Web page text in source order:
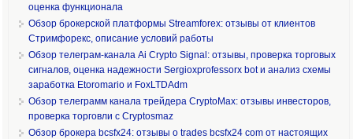
оценка функционала
Обзор брокерской платформы Streamforex: отзывы от клиентов
Стримфорекс, описание условий работы
Обзор телеграм-канала Ai Crypto Signal: отзывы, проверка торговых
сигналов, оценка надежности Sergioxprofessorx bot и анализ схемы
заработка Etoromario и FoxLTDAdm
Обзор телеграмм канала трейдера CryptoMax: отзывы инвесторов,
проверка торговли с Cryptosmaz
Обзор брокера bcsfx24: отзывы о trades bcsfx24 com от настоящих